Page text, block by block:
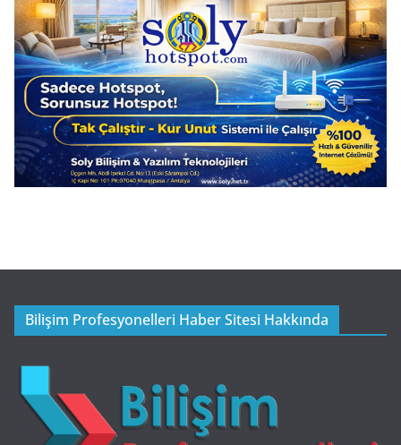
Bilişim Profesyonelleri Haber Sitesi Hakkında